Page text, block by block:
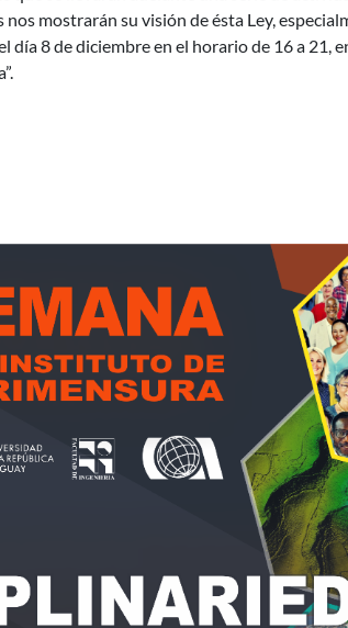
mostrarán su visión de ésta Ley,
8 de diciembre en el horario de 16 a 21,